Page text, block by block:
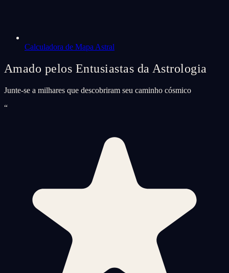
Calculadora de Mapa Astral
Amado pelos Entusiastas da Astrologia
Junte-se a milhares que descobriram seu caminho cósmico
“